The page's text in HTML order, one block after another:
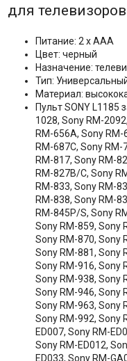
для
Питание: 2 x AAA
Цвет: черный
Назначение:
Тип:
Материал:
Пульт SONY L1185
1028, Sony RM-
RM-656А, Sony
RM-687С, Sony RM-
RM-817, Sony RM-
RM-827В/С, Sony
RM-833, Sony RM-
RM-838, Sony RM-
RM-845P/S, Sony
Sony RM-859, Sony
Sony RM-870, Sony
Sony RM-881, Sony
Sony RM-916, Sony
Sony RM-938, Sony
Sony RM-946, Sony
Sony RM-963, Sony
Sony RM-992, Sony
ED007, Sony RM-
Sony RM-ED012,
ED033, Sony RM-